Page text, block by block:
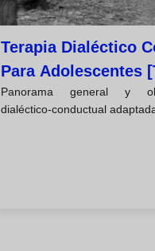
Terapia Dialéctico
Para Adolescentes
Enfoque Familiar
Panorama general y
dialéctico-conductual adaptada